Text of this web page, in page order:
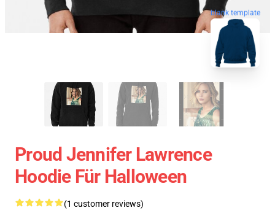
blank template
Proud Jennifer Lawrence
Hoodie Für Halloween
(1 customer reviews)